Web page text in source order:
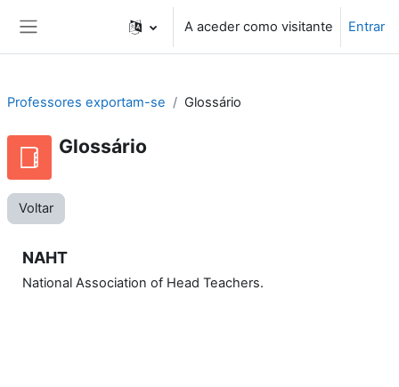
A aceder como visitante Entrar
Professores exportam-se Glossário
Glossário
Voltar
NAHT
National Association of Head Teachers.